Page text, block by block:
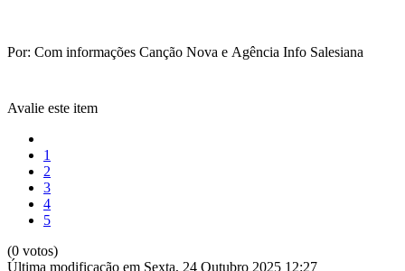
Por: Com informações Canção Nova e Agência Info Salesiana
Avalie este item
1
2
3
4
5
(0 votos)
Última modificação em Sexta, 24 Outubro 2025 12:27